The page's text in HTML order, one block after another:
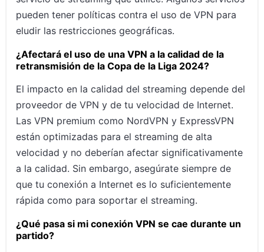
pueden tener políticas contra el uso de VPN para
eludir las restricciones geográficas.
¿Afectará el uso de una VPN a la calidad de la
retransmisión de la Copa de la Liga 2024?
El impacto en la calidad del streaming depende del
proveedor de VPN y de tu velocidad de Internet.
Las VPN premium como NordVPN y ExpressVPN
están optimizadas para el streaming de alta
velocidad y no deberían afectar significativamente
a la calidad. Sin embargo, asegúrate siempre de
que tu conexión a Internet es lo suficientemente
rápida como para soportar el streaming.
¿Qué pasa si mi conexión VPN se cae durante un
partido?